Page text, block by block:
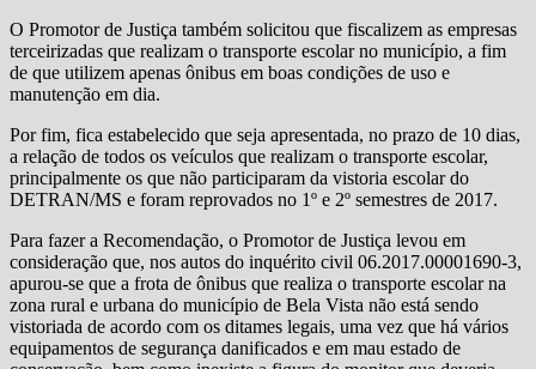
O Promotor de Justiça também solicitou que fiscalizem as empresas
terceirizadas que realizam o transporte escolar no município, a fim
de que utilizem apenas ônibus em boas condições de uso e
manutenção em dia.
Por fim, fica estabelecido que seja apresentada, no prazo de 10 dias,
a relação de todos os veículos que realizam o transporte escolar,
principalmente os que não participaram da vistoria escolar do
DETRAN/MS e foram reprovados no 1º e 2º semestres de 2017.
Para fazer a Recomendação, o Promotor de Justiça levou em
consideração que, nos autos do inquérito civil 06.2017.00001690-3,
apurou-se que a frota de ônibus que realiza o transporte escolar na
zona rural e urbana do município de Bela Vista não está sendo
vistoriada de acordo com os ditames legais, uma vez que há vários
equipamentos de segurança danificados e em mau estado de